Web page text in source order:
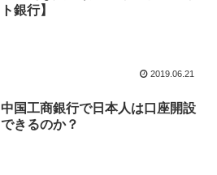
ト銀行】
2019.06.21
中国工商銀行で日本人は口座開設
できるのか？